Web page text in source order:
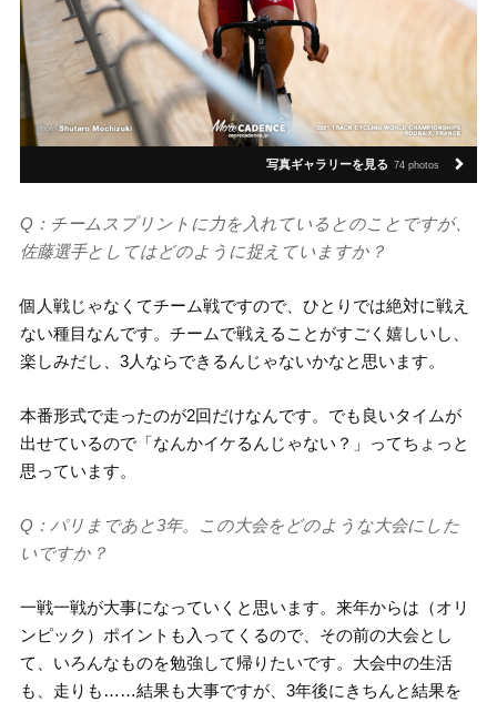
写真ギャラリーを見る 74 photos
Q：チームスプリントに力を入れているとのことですが、
佐藤選手としてはどのように捉えていますか？
個人戦じゃなくてチーム戦ですので、ひとりでは絶対に戦え
ない種目なんです。チームで戦えることがすごく嬉しいし、
楽しみだし、3人ならできるんじゃないかなと思います。
本番形式で走ったのが2回だけなんです。でも良いタイムが
出せているので「なんかイケるんじゃない？」ってちょっと
思っています。
Q：パリまであと3年。この大会をどのような大会にした
いですか？
一戦一戦が大事になっていくと思います。来年からは（オリ
ンピック）ポイントも入ってくるので、その前の大会とし
て、いろんなものを勉強して帰りたいです。大会中の生活
も、走りも……結果も大事ですが、3年後にきちんと結果を